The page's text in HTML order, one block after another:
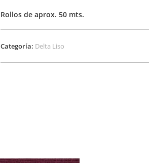
Rollos de aprox. 50 mts.
Categoría: Delta Liso